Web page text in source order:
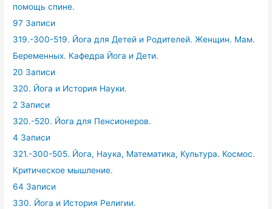
помощь спине.
97 Записи
319.-300-519. Йога для Детей и Родителей. Женщин. Мам.
Беременных. Кафедра Йога и Дети.
20 Записи
320. Йога и История Науки.
2 Записи
320.-520. Йога для Пенсионеров.
4 Записи
321.-300-505. Йога, Наука, Математика, Культура. Космос.
Критическое мышление.
64 Записи
330. Йога и История Религии.